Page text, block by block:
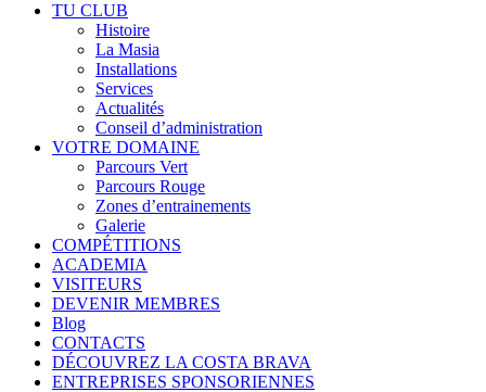
TU CLUB
Histoire
La Masia
Installations
Services
Actualités
Conseil d’administration
VOTRE DOMAINE
Parcours Vert
Parcours Rouge
Zones d’entrainements
Galerie
COMPÉTITIONS
ACADEMIA
VISITEURS
DEVENIR MEMBRES
Blog
CONTACTS
DÉCOUVREZ LA COSTA BRAVA
ENTREPRISES SPONSORIENNES